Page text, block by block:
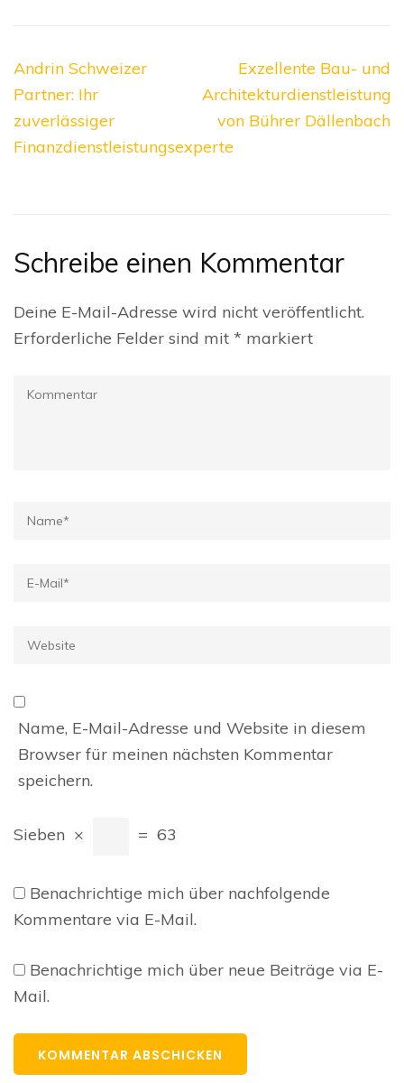
Beitragsnavigation
Andrin Schweizer
Partner: Ihr
zuverlässiger
Finanzdienstleistungsexperte
Exzellente Bau- und
von Bührer Dällenbach
Schreibe einen Kommentar
Deine E-Mail-Adresse wird nicht veröffentlicht.
Erforderliche Felder sind mit * markiert
Kommentar
Name*
E-
Website
Name, E-Mail-Adresse und Website in diesem
Browser für meinen nächsten Kommentar
speichern.
Sieben × = 63
Benachrichtige mich über nachfolgende
Kommentare via E-Mail.
Benachrichtige mich über neue Beiträge via E-
Mail.